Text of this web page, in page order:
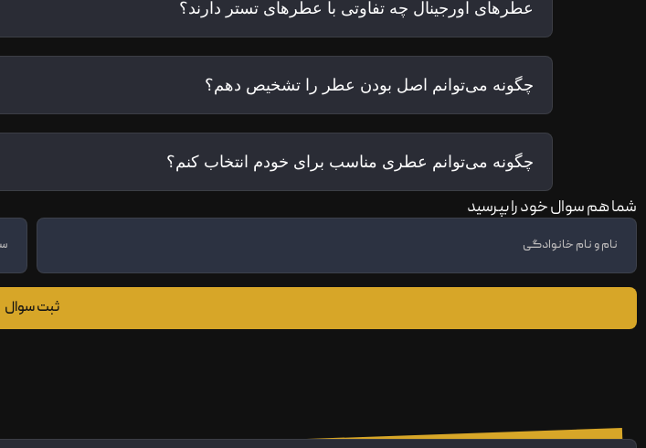
عطرهای اورجینال چه تفاوتی با عطرهای تستر دارند؟
چگونه می‌توانم اصل بودن عطر را تشخیص دهم؟
چگونه می‌توانم عطری مناسب برای خودم انتخاب کنم؟
شما هم سوال خود را بپرسید
ثبت سوال